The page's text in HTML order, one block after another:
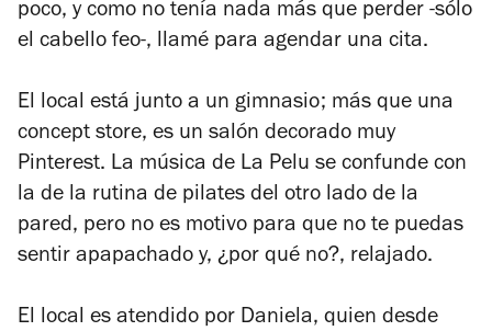
poco, y como no tenía nada más que perder -sólo
el cabello feo-, llamé para agendar una cita.
El local está junto a un gimnasio; más que una
concept store, es un salón decorado muy
Pinterest. La música de La Pelu se confunde con
la de la rutina de pilates del otro lado de la
pared, pero no es motivo para que no te puedas
sentir apapachado y, ¿por qué no?, relajado.
El local es atendido por Daniela, quien desde